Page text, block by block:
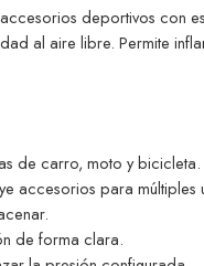
deportivos
al aire libre. Permite
de carro, moto y bicicleta.
accesorios para múltiples
de forma clara.